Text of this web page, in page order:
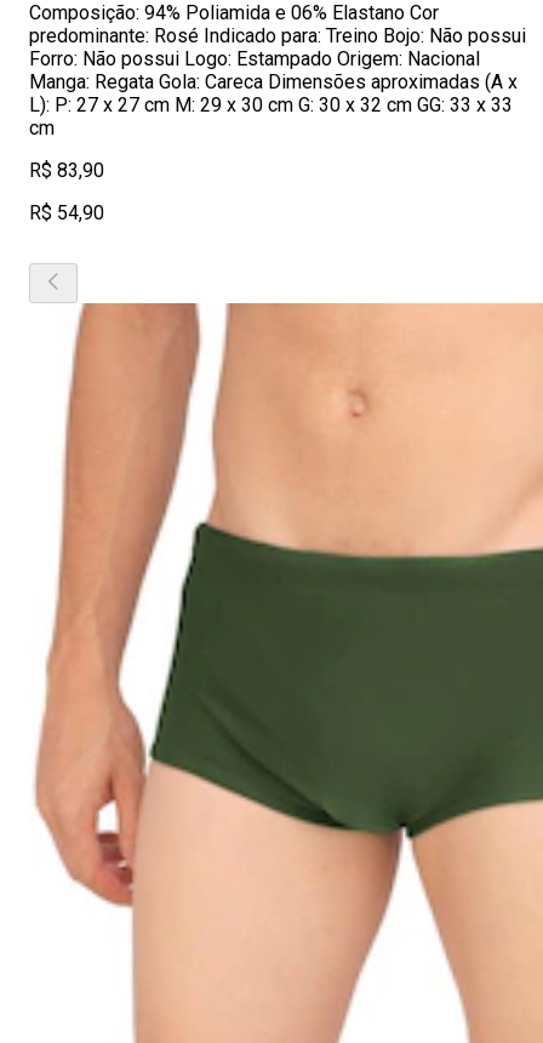
Composição: 94% Poliamida e 06% Elastano Cor
predominante: Rosé Indicado para: Treino Bojo: Não possui
Forro: Não possui Logo: Estampado Origem: Nacional
Manga: Regata Gola: Careca Dimensões aproximadas (A x
L): P: 27 x 27 cm M: 29 x 30 cm G: 30 x 32 cm GG: 33 x 33
cm
R$ 83,90
R$ 54,90